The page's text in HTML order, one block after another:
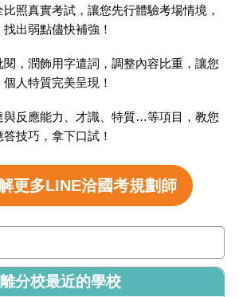
照真實考試，讓您先行體驗考場情境，
出弱點儘快補強！
，潤飾用字遣詞，調整內容比重，讓您
人特質完美呈現！
與反應能力、才識、特質…等項目，教您
技巧，拿下口試！
更多LINE洽國考規劃師
離分校最近的學校